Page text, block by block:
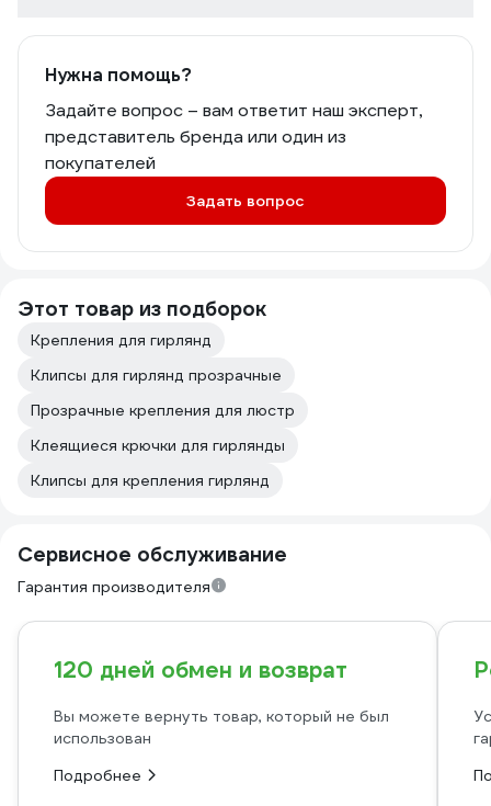
Нужна помощь?
Задайте вопрос – вам ответит наш эксперт,
представитель бренда или один из
покупателей
Задать вопрос
Этот товар из подборок
Крепления для гирлянд
Клипсы для гирлянд прозрачные
Прозрачные крепления для люстр
Клеящиеся крючки для гирлянды
Клипсы для крепления гирлянд
Сервисное обслуживание
Гарантия производителя
120 дней обмен и возврат
Вы можете вернуть товар, который не был
использован
Подробнее